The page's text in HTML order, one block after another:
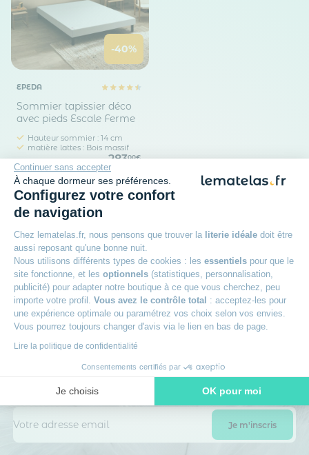
Continuer sans accepter
À chaque dormeur ses préférences.
Configurez votre confort
de navigation
Chez lematelas.fr, nous pensons que trouver la literie idéale doit être
aussi reposant qu'une bonne nuit.
Nous utilisons différents types de cookies : les essentiels pour que le
site fonctionne, et les optionnels (statistiques, personnalisation,
publicité) pour adapter notre boutique à ce que vous cherchez, peu
importe votre profil. Vous avez le contrôle total : acceptez-les pour
une expérience optimale ou paramétrez vos choix selon vos envies.
Vous pourrez toujours changer d'avis via le lien en bas de page.
Lire la politique de confidentialité
Consentements certifiés par
Je choisis OK pour moi
Plateforme de Gestion du Consentement : Personnalisez vos
Notre plateforme vous permet d'adapter et de gérer vos
-40%
EPEDA
Sommier tapissier déco
avec pieds Escale Ferme
Hauteur sommier : 14 cm
matière lattes : Bois massif
28300€
467,91 €
Rejoignez le club des dormeurs
avisés
Inscrivez-vous à notre newsletteret recevez des
conseils d’experts, nos nouveautés en avant-première, nos
bons plans exclusifs… Tout ce qu’il faut pour bien choisir et